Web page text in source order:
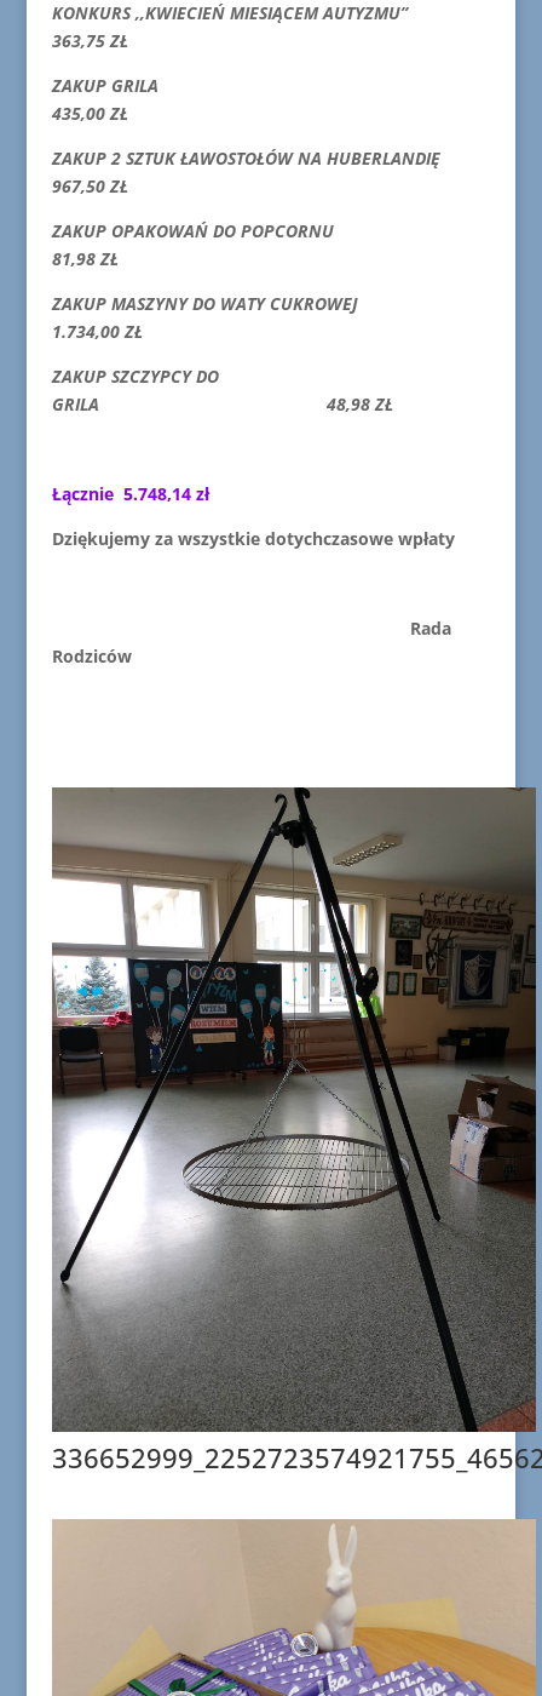
KONKURS ,,KWIECIEŃ MIESIĄCEM AUTYZMU”
363,75 ZŁ
ZAKUP GRILA
435,00 ZŁ
ZAKUP 2 SZTUK ŁAWOSTOŁÓW NA HUBERLANDIĘ
967,50 ZŁ
ZAKUP OPAKOWAŃ DO POPCORNU
81,98 ZŁ
ZAKUP MASZYNY DO WATY CUKROWEJ
1.734,00 ZŁ
ZAKUP SZCZYPCY DO
GRILA 48,98 ZŁ
Łącznie 5.748,14 zł
Dziękujemy za wszystkie dotychczasowe wpłaty
Rada
Rodziców